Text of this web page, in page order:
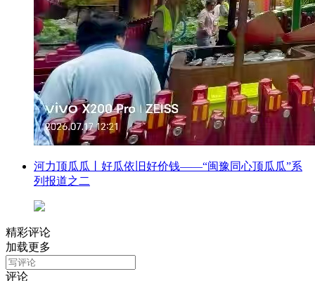
河力顶瓜瓜丨好瓜依旧好价钱——“闽豫同心顶瓜瓜”系
列报道之二
精彩评论
加载更多
评论